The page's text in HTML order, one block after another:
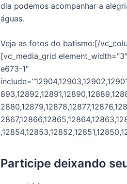
dia podemos acompanhar a
águas.
Veja as fotos do batismo:[/
[vc_media_grid
e673-1″
Participe deixando